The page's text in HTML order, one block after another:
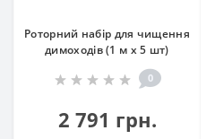
Роторний набір для чищення
димоходів (1 м х 5 шт)
0
2 791 грн.